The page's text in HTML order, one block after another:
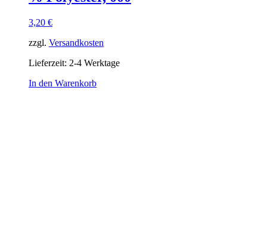
3,20 €
zzgl. Versandkosten
Lieferzeit: 2-4 Werktage
In den Warenkorb